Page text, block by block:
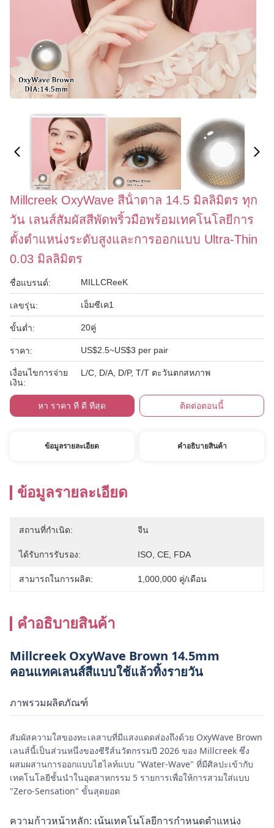
Millcreek OxyWave สีน้ําตาล 14.5 มิลลิมิตร ทุก
วัน เลนส์สัมผัสสีพัดพริ้วมือพร้อมเทคโนโลยีการ
ตั้งตําแหน่งระดับสูงและการออกแบบ Ultra-Thin
0.03 มิลลิมิตร
ชื่อแบรนด์: MILLCReeK
เลขรุ่น: เอ็มซีเค1
ขั้นต่ำ: 20คู่
ราคา: US$2.5~US$3 per pair
เงื่อนไขการจ่าย
เงิน:
L/C, D/A, D/P, T/T ตะวันตกสหภาพ
หา ราคา ที่ ดี ที่สุด ติดต่อตอนนี้
ข้อมูลรายละเอียด คําอธิบายสินค้า
ข้อมูลรายละเอียด
สถานที่กำเนิด: จีน
ได้รับการรับรอง: ISO, CE, FDA
สามารถในการผลิต: 1,000,000 คู่/เดือน
คําอธิบายสินค้า
Millcreek OxyWave Brown 14.5mm
คอนแทคเลนส์สีแบบใช้แล้วทิ้งรายวัน
ภาพรวมผลิตภัณฑ์
สัมผัสความใสของทะเลสาบที่มีแสงแดดส่องถึงด้วย OxyWave Brown
เลนส์นี้เป็นส่วนหนึ่งของซีรีส์นวัตกรรมปี 2026 ของ Millcreek ซึ่ง
ผสมผสานการออกแบบไฮไลท์แบบ "Water-Wave" ที่มีศิลปะเข้ากับ
เทคโนโลยีชั้นนำในอุตสาหกรรม 5 รายการเพื่อให้การสวมใส่แบบ
"Zero-Sensation" ขั้นสุดยอด
ความก้าวหน้าหลัก: เน้นเทคโนโลยีการกำหนดตำแหน่ง